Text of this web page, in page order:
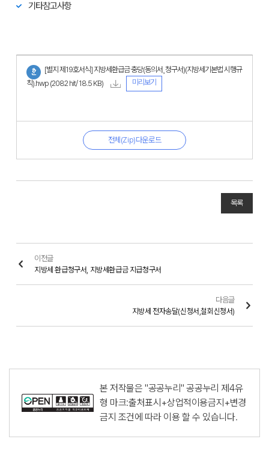
기타참고사항
[별지 제19호서식] 지방세환급금 충당(동의서¸ 청구서)(지방세기본법 시행규
칙).hwp (2082 hit/ 18.5 KB) 미리보기
전체(Zip)다운로드
목록
이전글
지방세 환급청구서, 지방세환급금 지급청구서
다음글
지방세 전자송달(신청서,철회신청서)
본 저작물은 "공공누리"공공누리 제4유
형 마크:출처표시+상업적이용금지+변경
금지 조건에 따라 이용 할 수 있습니다.